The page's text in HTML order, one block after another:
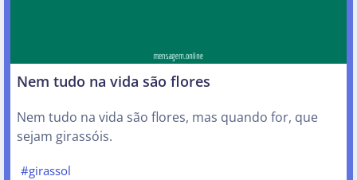
Nem tudo na vida são flores
Nem tudo na vida são flores, mas quando for, que
sejam girassóis.
#girassol